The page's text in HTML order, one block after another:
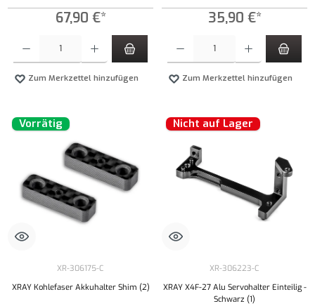
67,90 €*
Zum Merkzettel hinzufügen
35,90 €*
Zum Merkzettel hinzufügen
Vorrätig
XR-306175-C
XRAY Kohlefaser Akkuhalter Shim (2)
Nicht auf Lager
XR-306223-C
XRAY X4F-27 Alu Servohalter Einteilig -
Schwarz (1)